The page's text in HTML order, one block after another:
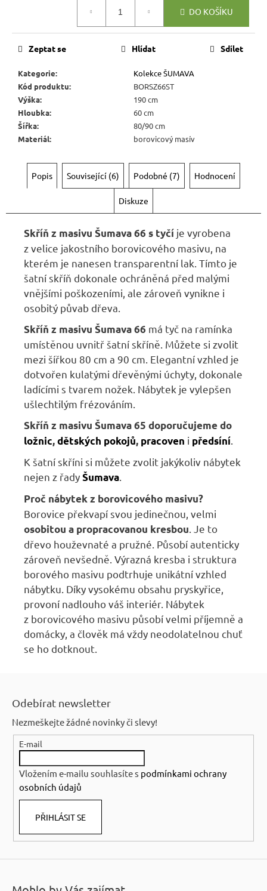
DO KOŠÍKU
Kategorie:
Kolekce ŠUMAVA
Kód produktu:
BORSZ66ST
Výška:
190 cm
Hloubka:
60 cm
Šířka:
80/90 cm
Materiál: borovicový masív
Zeptat se Hlídat Sdílet
Popis Související (6) Podobné (7) Hodnocení
Diskuze
Skříň z masivu Šumava 66 s tyčí je vyrobena
z velice jakostního borovicového masivu, na
kterém je nanesen transparentní lak. Tímto je
šatní skříň dokonale ochráněná před malými
vnějšími poškozeními, ale zároveň vynikne i
osobitý půvab dřeva.
Skříň z masivu Šumava 66 má tyč na ramínka
umístěnou uvnitř šatní skříně. Můžete si zvolit
mezi šířkou 80 cm a 90 cm. Elegantní vzhled je
dotvořen kulatými dřevěnými úchyty, dokonale
ladícími s tvarem nožek. Nábytek je vylepšen
ušlechtilým frézováním.
Skříň z masivu Šumava 65 doporučujeme do
ložnic,dětských pokojů, pracoven i předsíní
K šatní skříni si můžete zvolit jakýkoliv nábytek
nejen z řadyŠumava
Proč nábytek z borovicového masivu?
Borovice překvapí svou jedinečnou, velmi
osobitou a propracovanou kresbou . Je to
dřevo houževnaté a pružné. Působí autenticky
zároveň nevšedně. Výrazná kresba i struktura
borového masivu podtrhuje unikátní vzhled
nábytku. Díky vysokému obsahu pryskyřice,
provoní nadlouho váš interiér. Nábytek
z borovicového masivu působí velmi příjemně a
domácky, a člověk má vždy neodolatelnou chuť
se ho dotknout.
Kč
010
Kč
Odebírat newsletter
Nezmeškejte žádné novinky či slevy!
E-mail
Vložením e-mailu souhlasíte s podmínkami ochrany
osobních údajů
PŘIHLÁSIT SE